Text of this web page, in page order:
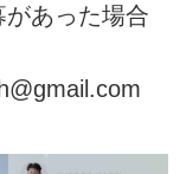
あった場合